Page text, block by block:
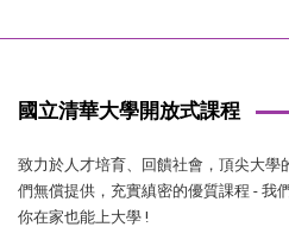
國立清華大學開放式課程
致力於人才培育、回饋社會，頂尖大學
們無償提供，充實縝密的優質課程 - 我
你在家也能上大學 !